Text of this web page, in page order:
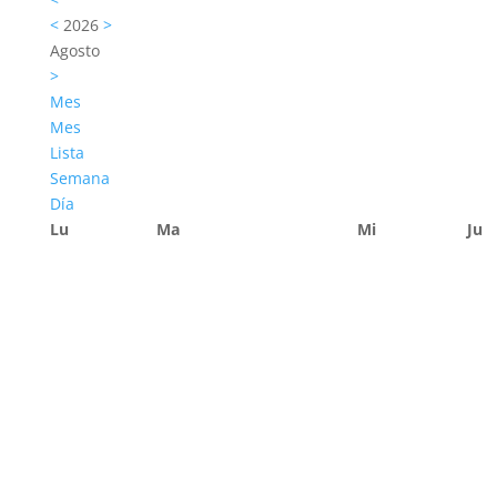
<2026 >
Agosto
>
Mes
Mes
Lista
Semana
Día
Lu
Ma Mi Ju